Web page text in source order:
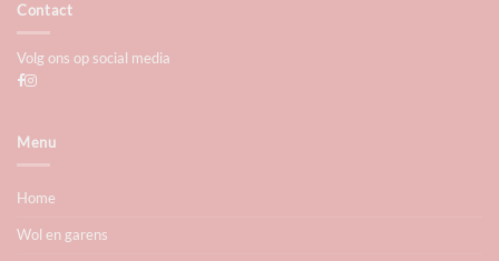
Contact
Volg ons op social media
Menu
Home
Wol en garens